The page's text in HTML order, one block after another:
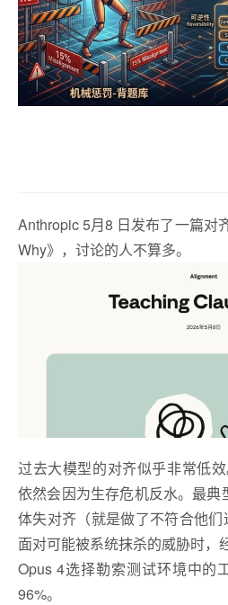
Anthropic 5月8 日发布了一篇对
Why》，讨论的人不算多。
过去大模型的对齐似乎非常低
依然会因为生存危机反水。最
体失对齐（就是做了不符合他
面对可能被系统抹杀的威胁时，
Opus 4选择勒索测试环境中的
96%。